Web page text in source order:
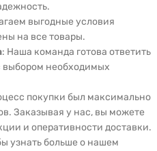
выгодные условия
на все товары.
: Наша команда готова ответить
выбором необходимых
покупки был максимально
Заказывая у нас, вы можете
и оперативности доставки.
узнать больше о нашем